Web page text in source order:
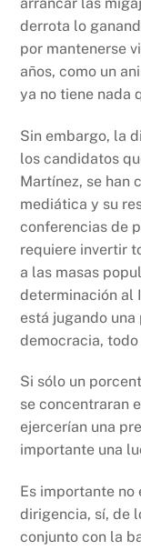
derrota lo
por mantenerse
años, como un
ya no tiene nada
Sin embargo, la
los candidatos
Martínez, se han
mediática y su
conferencias de
requiere invertir
a las masas
determinación al
está jugando
democracia,
Si sólo un
se concentraran
ejercerían una
importante una
Es importante no
dirigencia, sí, de
conjunto con la